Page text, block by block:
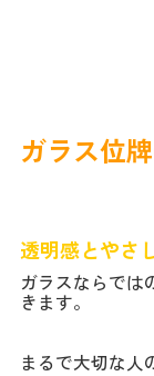
ガラス位
透明感とやさ
ガラスならでは
きます。
まるで大切な人